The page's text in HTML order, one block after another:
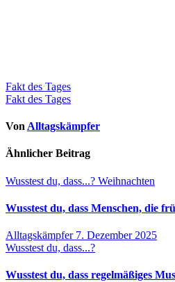
Beitragsnavigation
Fakt des Tages
Fakt des Tages
Von Alltagskämpfer
Ähnlicher Beitrag
Wusstest du, dass...? Weihnachten
Wusstest du, dass Menschen, die
Alltagskämpfer 7. Dezember 2025
Wusstest du, dass...?
Wusstest du, dass regelmäßiges